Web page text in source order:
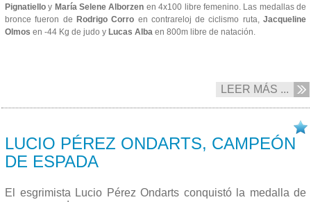
Pignatielloy María Selene Alborzen en 4x100 libre femenino . Las medallas de
bronce fueron de Rodrigo Corro en contrareloj de ciclismo ruta,Jacqueline
Olmos en -44 Kg de judo y Lucas Alba en 800m libre de natación.
LEER MÁS ...
LUCIO PÉREZ ONDARTS, CAMPEÓN
DE ESPADA
El esgrimista Lucio Pérez Ondarts conquistó la medalla de